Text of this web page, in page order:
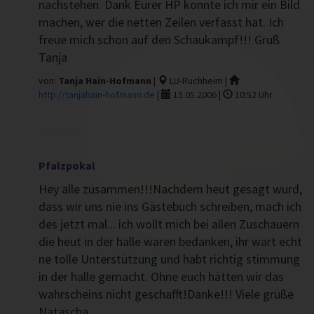
nachstehen. Dank Eurer HP konnte ich mir ein Bild
machen, wer die netten Zeilen verfasst hat. Ich
freue mich schon auf den Schaukampf!!! Gruß
Tanja
von: Tanja Hain-Hofmann |
LU-Ruchheim |
http://tanjahain-hofmann.de | 15.05.2006 | 10:52 Uhr
Pfalzpokal
Hey alle zusammen!!!Nachdem heut gesagt wurd,
dass wir uns nie ins Gästebuch schreiben, mach ich
des jetzt mal... ich wollt mich bei allen Zuschauern
die heut in der halle waren bedanken, ihr wart echt
ne tolle Unterstützung und habt richtig stimmung
in der halle gemacht. Ohne euch hätten wir das
wahrscheins nicht geschafft!Danke!!! Viele grüße